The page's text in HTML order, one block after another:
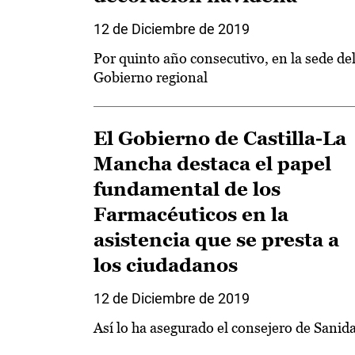
12 de Diciembre de 2019
Por quinto año consecutivo, en la sede del
Gobierno regional
El Gobierno de Castilla-La
Mancha destaca el papel
fundamental de los
Farmacéuticos en la
asistencia que se presta a
los ciudadanos
12 de Diciembre de 2019
Así lo ha asegurado el consejero de